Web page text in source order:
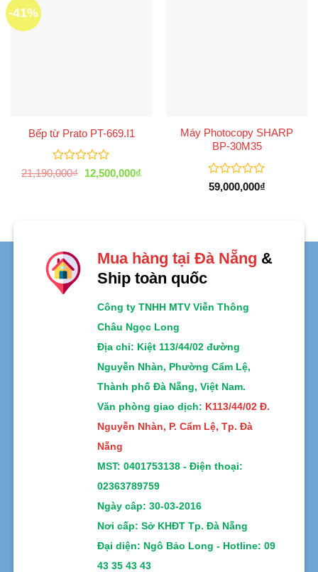
-41%
Bếp từ Prato PT-669.I1
Được
21,190,000₫ Giá
12,500,000₫Giá
Máy Photocopy SHARP
BP-30M35
Được
59,000,000₫
Mua hàng tại Đà Nẵng &
Ship toàn quốc
Công ty TNHH MTV Viễn Thông
Châu Ngọc Long
Địa chỉ: Kiệt 113/44/02 đường
Nguyễn Nhàn, Phường Cẩm Lệ,
Thành phố Đà Nẵng, Việt Nam.
Văn phòng giao dịch: K113/44/02 Đ.
Nguyễn Nhàn, P. Cẩm Lệ, Tp. Đà
Nẵng
MST: 0401753138 - Điện thoại:
02363789759
Ngày câp: 30-03-2016
Nơi cấp: Sở KHĐT Tp. Đà Nẵng
Đại diện: Ngô Bảo Long - Hotline: 09
43 35 43 43